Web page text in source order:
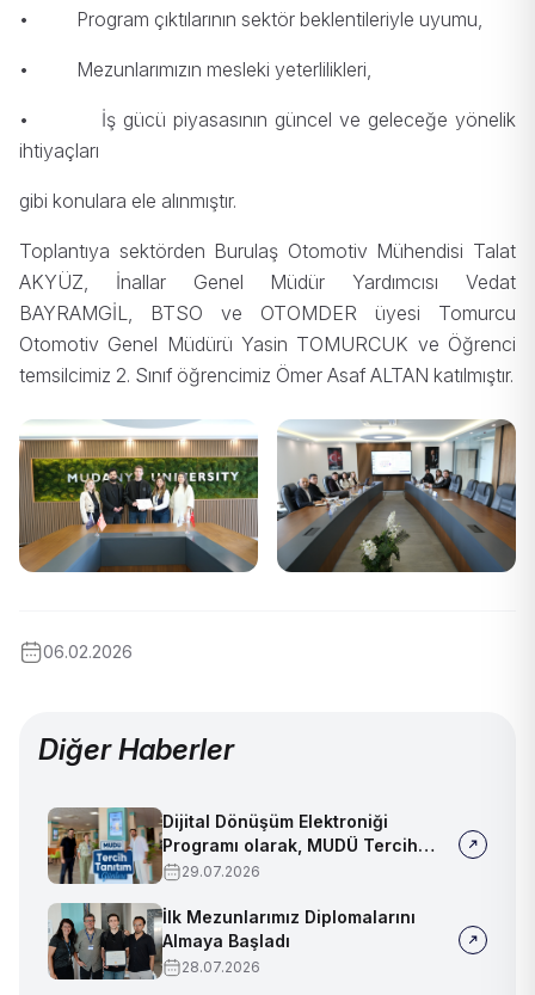
• Program çıktılarının sektör beklentileriyle uyumu,
• Mezunlarımızın mesleki yeterlilikleri,
•
İş gücü piyasasının güncel ve geleceğe yönelik
ihtiyaçları
gibi konulara ele alınmıştır.
Toplantıya sektörden Burulaş Otomotiv Mühendisi Talat
AKYÜZ, İnallar Genel Müdür Yardımcısı Vedat
BAYRAMGİL, BTSO ve OTOMDER üyesi Tomurcu
Otomotiv Genel Müdürü Yasin TOMURCUK ve Öğrenci
temsilcimiz 2. Sınıf öğrencimiz Ömer Asaf ALTAN katılmıştır.
06.02.2026
Diğer Haberler
Dijital Dönüşüm Elektroniği
Programı olarak, MUDÜ Tercih
Tanıtım Günleri'nde biz de
29.07.2026
İlk Mezunlarımız Diplomalarını
Almaya Başladı
28.07.2026